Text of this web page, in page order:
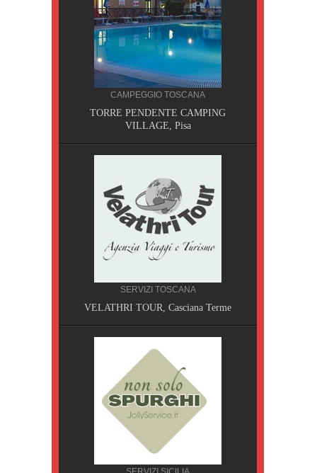
CAMPEGGIO TOSCANA
TORRE PENDENTE CAMPING
VILLAGE, Pisa
SERVIZI TOSCANA
VELATHRI TOUR, Casciana Terme